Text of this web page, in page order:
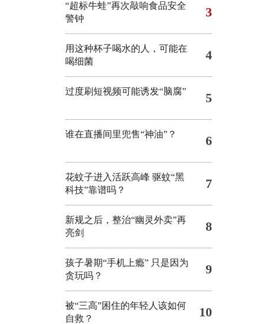
“超标牛蛙”再次敲响食品安全
警钟
3
用这种杯子喝水的人，可能在
喝细菌
4
过度刷短视频可能诱发“脑腐” 5
谁在直播间里兜售“神油”？ 6
花蚊子进入活跃高峰 驱蚊“黑
科技”靠谱吗？
7
新规之后，整治“幽灵外卖”再
亮剑
8
孩子暑期“手机上瘾” 只是因为
贪玩吗？
9
被“三高”困住的年轻人该如何
自救？
10